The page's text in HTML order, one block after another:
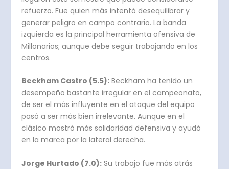
refuerzo. Fue quien más intentó desequilibrar y
generar peligro en campo contrario. La banda
izquierda es la principal herramienta ofensiva de
Millonarios; aunque debe seguir trabajando en los
centros.
Beckham Castro (5.5): Beckham ha tenido un
desempeño bastante irregular en el campeonato,
de ser el más influyente en el ataque del equipo
pasó a ser más bien irrelevante. Aunque en el
clásico mostró más solidaridad defensiva y ayudó
en la marca por la lateral derecha.
Jorge Hurtado (7.0): Su trabajo fue más atrás